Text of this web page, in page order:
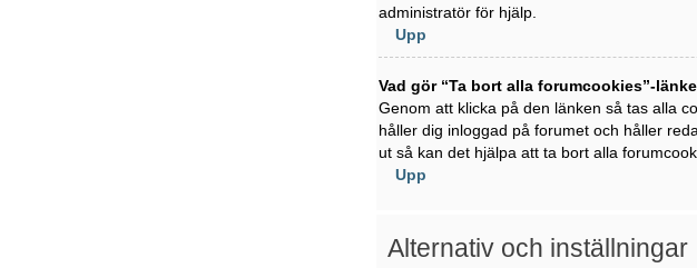
administratör för hjälp.
Upp
Vad gör “Ta bort alla forumcookies”-
Genom att klicka på den länken så tas alla
håller dig inloggad på forumet och håller
ut så kan det hjälpa att ta bort alla
Upp
Alternativ och inställningar